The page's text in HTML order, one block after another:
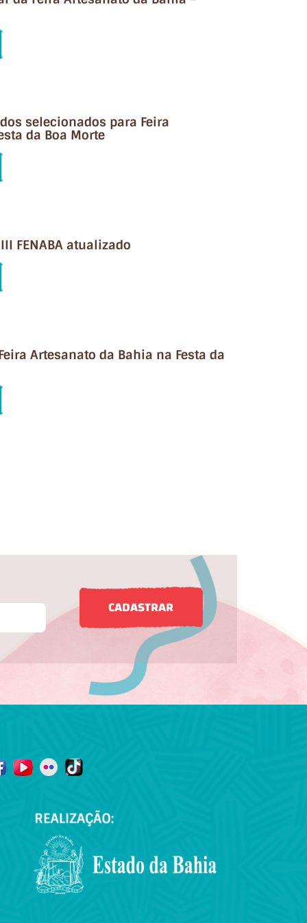
selecionados para Feira
da Boa Morte
FENABA atualizado
Artesanato da Bahia na Festa da